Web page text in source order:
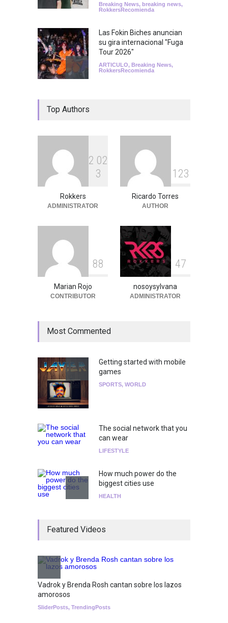
Breaking News, breaking news,
RokkersRecomienda
Las Fokin Biches anuncian
su gira internacional "Fuga
Tour 2026"
ARTICULO, Breaking News,
RokkersRecomienda
Breaking News,Conciertos
Peces Raros anuncia show
en el Auditorio BB de la
Ciudad de México
ARTICULO ,Breaking
Top Authors
2 02
3
Rokkers
ADMINISTRATOR
1 23
Ricardo Torres
AUTHOR
88
Marian Rojo
CONTRIBUTOR
47
nosoysylvana
ADMINISTRATOR
Most Commented
Getting started with mobile
games
SPORTS, WORLD
The social network that you
can wear
LIFESTYLE
How much power do the
biggest cities use
HEALTH
el show de Richie O'Farrill
becoming a reality
Featured Videos
Vadrok y Brenda Rosh cantan sobre los lazos
amorosos
SliderPosts, TrendingPosts